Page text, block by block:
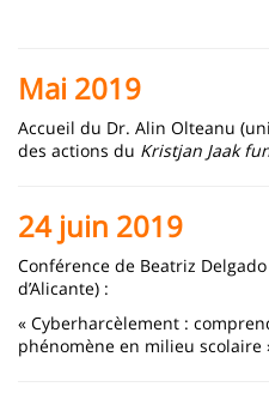
de
la
page
Mai 2019
Accueil du Dr. Alin Olteanu
des actions du Kristjan Jaak
24 juin 2019
Conférence de Beatriz
d’Alicante) :
« Cyberharcèlement :
phénomène en milieu scolaire